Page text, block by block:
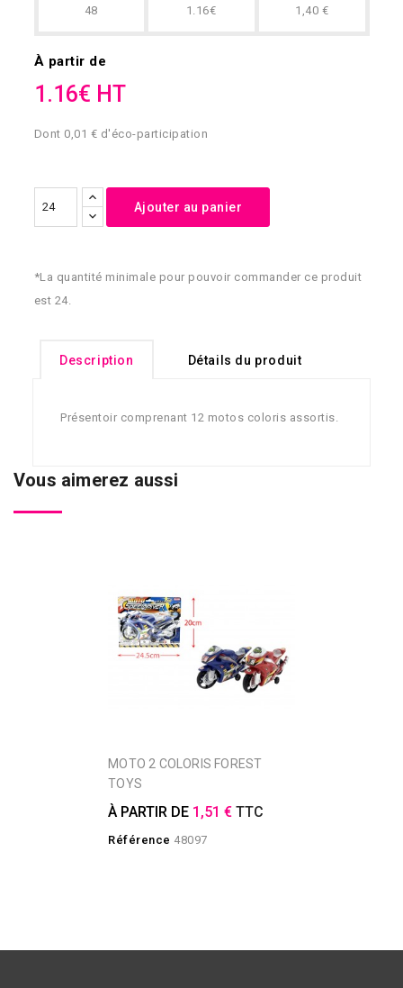
48 1.16€ 1,40 €
À partir de
1.16€ HT
Dont 0,01 € d'éco-participation
Ajouter au panier
*La quantité minimale pour pouvoir commander ce produit
est 24.
Description Détails du produit
Présentoir comprenant 12 motos coloris assortis.
Vous aimerez aussi
MOTO 2 COLORIS FOREST
TOYS
À PARTIR DE 1,51 € TTC
Référence 48097